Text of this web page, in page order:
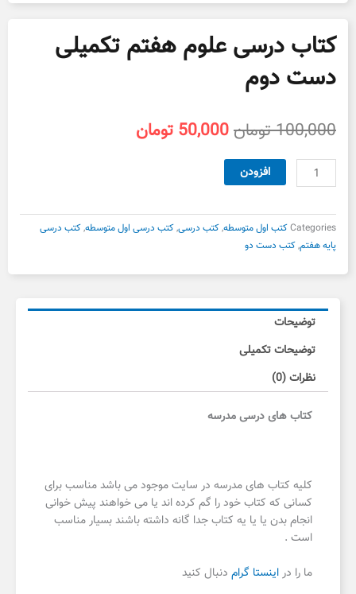
کتاب درسی علوم هفتم تکمیلی
دست دوم
100,000تومانقیمت
بود.
50,000 تومان
کتاب
درسی
هفتم
تکمیلی
دست
دوم
افزودن
Categoriesکتب اول متوسطه,کتب درسی,کتب درسی اول متوسطه,کتب درسی
پایه هفتم,کتب دست دو
توضیحات
توضیحات تکمیلی
نظرات (0)
کتاب های درسی مدرسه
کلیه کتاب های مدرسه در سایت موجود می باشد مناسب برای
کسانی که کتاب خود را گم کرده اند یا می خواهند پیش خوانی
انجام بدن یا یا یه کتاب جدا گانه داشته باشند بسیار مناسب
است .
ما را دراینستا گرام دنبال کنید